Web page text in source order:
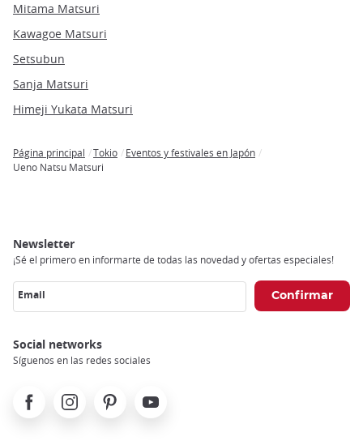
Mitama Matsuri
Kawagoe Matsuri
Setsubun
Sanja Matsuri
Himeji Yukata Matsuri
Breadcrumb
Página principal Tokio
Eventos y festivales en Japón
Ueno Natsu Matsuri
Newsletter
¡Sé el primero en informarte de todas las novedad y ofertas especiales!
Email
Social networks
Síguenos en las redes sociales
FacebookInstagramPinterest Youtube